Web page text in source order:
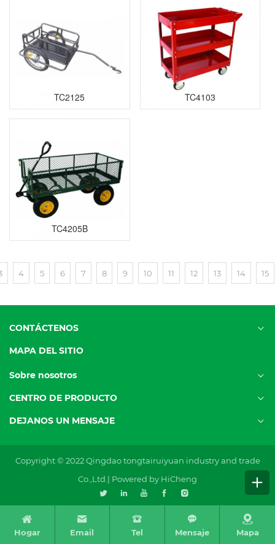
TC2125 TC4103
TC4205B
4 5 6 7 8 9 10 11 12 13 14 15
CONTÁCTENOS
MAPA DEL SITIO
Sobre nosotros
CENTRO DE PRODUCTO
DEJANOS UN MENSAJE
Copyright © 2022 Qingdao tongtairuiyuan industry and trade
Co.,Ltd.| Powered by HiCheng
Hogar Email Tel Mensaje Mapa